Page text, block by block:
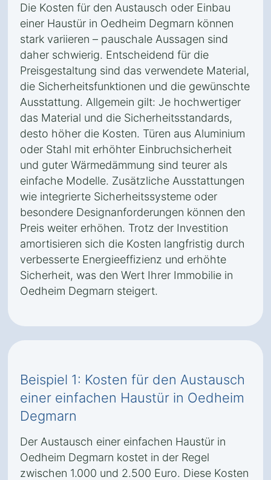
Die Kosten für den Austausch oder Einbau
einer Haustür in Oedheim Degmarn können
stark variieren – pauschale Aussagen sind
daher schwierig. Entscheidend für die
Preisgestaltung sind das verwendete Material,
die Sicherheitsfunktionen und die gewünschte
Ausstattung. Allgemein gilt: Je hochwertiger
das Material und die Sicherheitsstandards,
desto höher die Kosten. Türen aus Aluminium
oder Stahl mit erhöhter Einbruchsicherheit
und guter Wärmedämmung sind teurer als
einfache Modelle. Zusätzliche Ausstattungen
wie integrierte Sicherheitssysteme oder
besondere Designanforderungen können den
Preis weiter erhöhen. Trotz der Investition
amortisieren sich die Kosten langfristig durch
verbesserte Energieeffizienz und erhöhte
Sicherheit, was den Wert Ihrer Immobilie in
Oedheim Degmarn steigert.
Beispiel 1: Kosten für den Austausch
einer einfachen Haustür in Oedheim
Degmarn
Der Austausch einer einfachen Haustür in
Oedheim Degmarn kostet in der Regel
zwischen 1.000 und 2.500 Euro. Diese Kosten